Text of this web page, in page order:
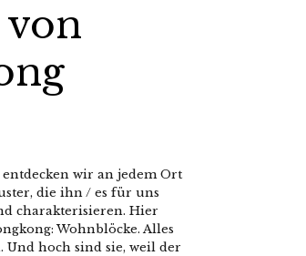
wir an jedem Ort
die ihn / es für uns
charakterisieren. Hier
Wohnblöcke. Alles
hoch sind sie, weil der